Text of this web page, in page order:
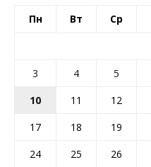
Пн Вт Ср
3
4 5
10
11 12
17
18 19
24
25 26